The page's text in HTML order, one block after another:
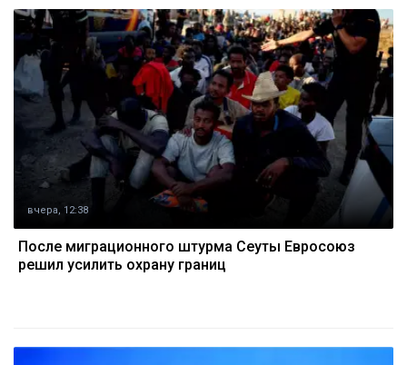
вчера, 12:38
После миграционного штурма Сеуты Евросоюз
решил усилить охрану границ